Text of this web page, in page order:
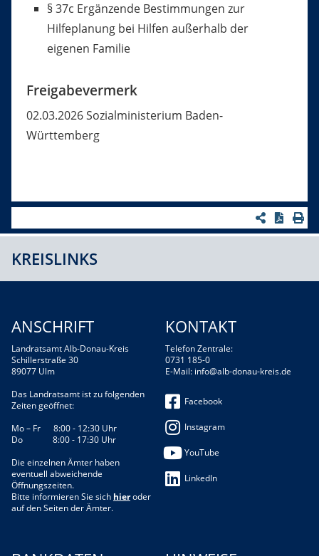
§ 37c Ergänzende Bestimmungen zur
Hilfeplanung bei Hilfen außerhalb der
eigenen Familie
Freigabevermerk
02.03.2026 Sozialministerium Baden-
Württemberg
KREISLINKS
ANSCHRIFT
Landratsamt Alb-Donau-Kreis
Schillerstraße 30
89077 Ulm
Das Landratsamt ist zu folgenden
Zeiten geöffnet:
Mo – Fr 8:00 - 12:30 Uhr
Do 8:00 - 17:30 Uhr
Die einzelnen Ämter haben
eventuell abweichende
Öffnungszeiten.
Bitte informieren Sie sich hieroder
auf den Seiten der Ämter.
KONTAKT
Telefon Zentrale:
0731 185-0
E-Mail: info@alb-donau-kreis.de
Facebook
Instagram
YouTube
LinkedIn